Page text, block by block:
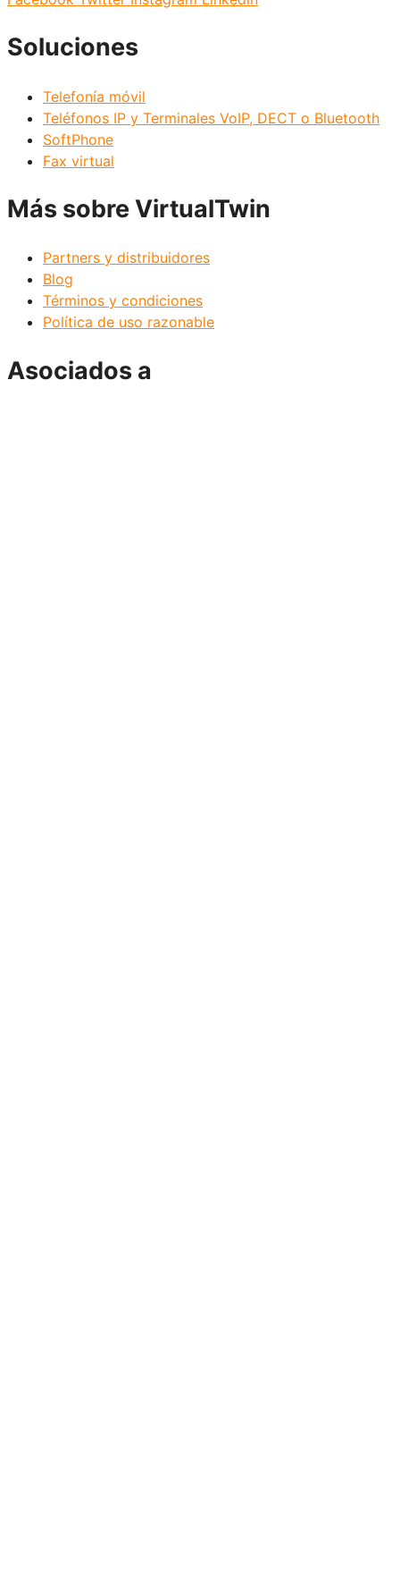
Soluciones
Telefonía móvil
Teléfonos IP y Terminales VoIP, DECT o Bluetooth
SoftPhone
Fax virtual
Más sobre VirtualTwin
Partners y distribuidores
Blog
Términos y condiciones
Política de uso razonable
Asociados a